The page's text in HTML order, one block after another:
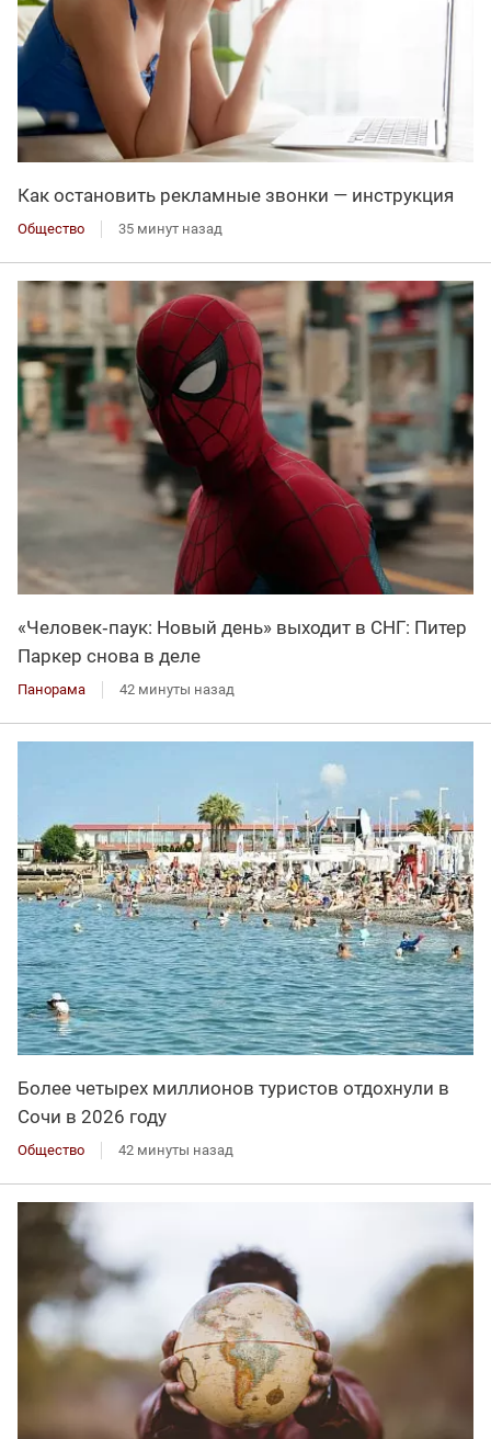
Как остановить рекламные звонки — инструкция
Общество 35 минут назад
«Человек‑паук: Новый день» выходит в СНГ: Питер
Паркер снова в деле
Панорама 42 минуты назад
Более четырех миллионов туристов отдохнули в
Сочи в 2026 году
Общество 42 минуты назад